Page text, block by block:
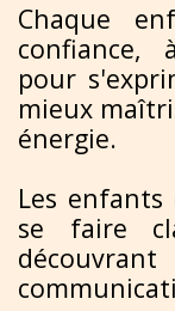
Chaque
confiance,
pour
mieux
énergie.
Les
se faire